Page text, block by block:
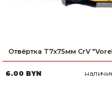
Отвёртка T7x75мм CrV
6.00 BYN